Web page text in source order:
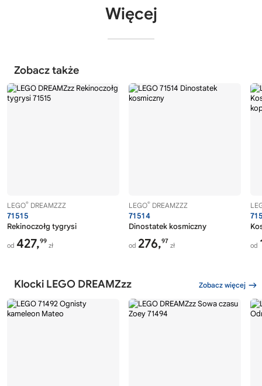
Więcej
Zobacz także
LEGO® DREAMZZZ
71515
Rekinoczołg tygrysi
od 427,99
zł
LEGO® DREAMZZZ
71514
Dinostatek kosmiczny
od 276,97
zł od
Klocki LEGO DREAMZzz Zobacz więcej